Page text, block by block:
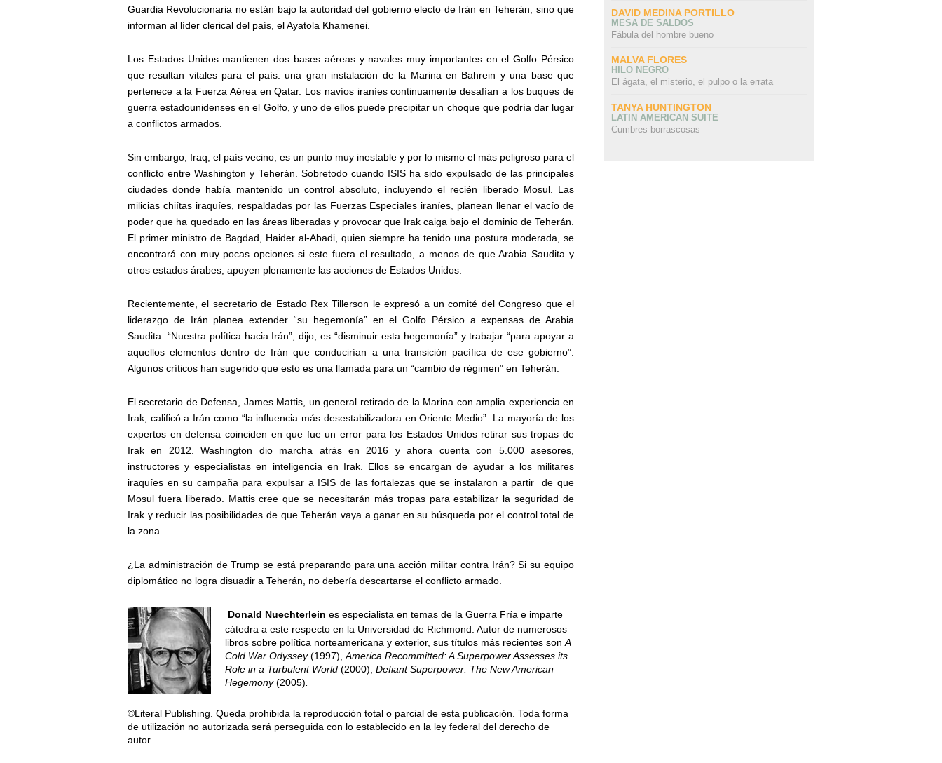
Guardia Revolucionaria no están bajo la autoridad del gobierno electo de Irán en Teherán, sino que
informan al líder clerical del país, el Ayatola Khamenei.
Los Estados Unidos mantienen dos bases aéreas y navales muy importantes en el Golfo Pérsico
que resultan vitales para el país: una gran instalación de la Marina en Bahrein y una base que
pertenece a la Fuerza Aérea en Qatar. Los navíos iraníes continuamente desafían a los buques de
guerra estadounidenses en el Golfo, y uno de ellos puede precipitar un choque que podría dar lugar
a conflictos armados.
Sin embargo, Iraq, el país vecino, es un punto muy inestable y por lo mismo el más peligroso para el
conflicto entre Washington y Teherán. Sobretodo cuando ISIS ha sido expulsado de las principales
ciudades donde había mantenido un control absoluto, incluyendo el recién liberado Mosul. Las
milicias chiítas iraquíes, respaldadas por las Fuerzas Especiales iraníes, planean llenar el vacío de
poder que ha quedado en las áreas liberadas y provocar que Irak caiga bajo el dominio de Teherán.
El primer ministro de Bagdad, Haider al-Abadi, quien siempre ha tenido una postura moderada, se
encontrará con muy pocas opciones si este fuera el resultado, a menos de que Arabia Saudita y
otros estados árabes, apoyen plenamente las acciones de Estados Unidos.
Recientemente, el secretario de Estado Rex Tillerson le expresó a un comité del Congreso que el
liderazgo de Irán planea extender “su hegemonía” en el Golfo Pérsico a expensas de Arabia
Saudita. “Nuestra política hacia Irán”, dijo, es “disminuir esta hegemonía” y trabajar “para apoyar a
aquellos elementos dentro de Irán que conducirían a una transición pacífica de ese gobierno”.
Algunos críticos han sugerido que esto es una llamada para un “cambio de régimen” en Teherán.
El secretario de Defensa, James Mattis, un general retirado de la Marina con amplia experiencia en
Irak, calificó a Irán como “la influencia más desestabilizadora en Oriente Medio”. La mayoría de los
expertos en defensa coinciden en que fue un error para los Estados Unidos retirar sus tropas de
Irak en 2012. Washington dio marcha atrás en 2016 y ahora cuenta con 5.000 asesores,
instructores y especialistas en inteligencia en Irak. Ellos se encargan de ayudar a los militares
iraquíes en su campaña para expulsar a ISIS de las fortalezas que se instalaron a partir
de que
Mosul fuera liberado. Mattis cree que se necesitarán más tropas para estabilizar la seguridad de
Irak y reducir las posibilidades de que Teherán vaya a ganar en su búsqueda por el control total de
la zona.
¿La administración de Trump se está preparando para una acción militar contra Irán? Si su equipo
diplomático no logra disuadir a Teherán, no debería descartarse el conflicto armado.
Donald Nuechterlein es especialista en temas de la Guerra Fría e imparte
cátedra a este respecto en la Universidad de Richmond. Autor de numerosos
libros sobre política norteamericana y exterior, sus títulos más recientes sonA
Cold War Odyssey(1997),America Recommitted: A Superpower Assesses its
Role in a Turbulent World (2000), Defiant Superpower: The New American
Hegemony(2005).
©Literal Publishing. Queda prohibida la reproducción total o parcial de esta publicación. Toda forma
de utilización no autorizada será perseguida con lo establecido en la ley federal del derecho de
autor.
DAVID MEDINA PORTILLO
MESA DE SALDOS
Fábula del hombre bueno
MALVA FLORES
HILO NEGRO
El ágata, el misterio, el pulpo o la errata
TANYA HUNTINGTON
LATIN AMERICAN SUITE
Cumbres borrascosas